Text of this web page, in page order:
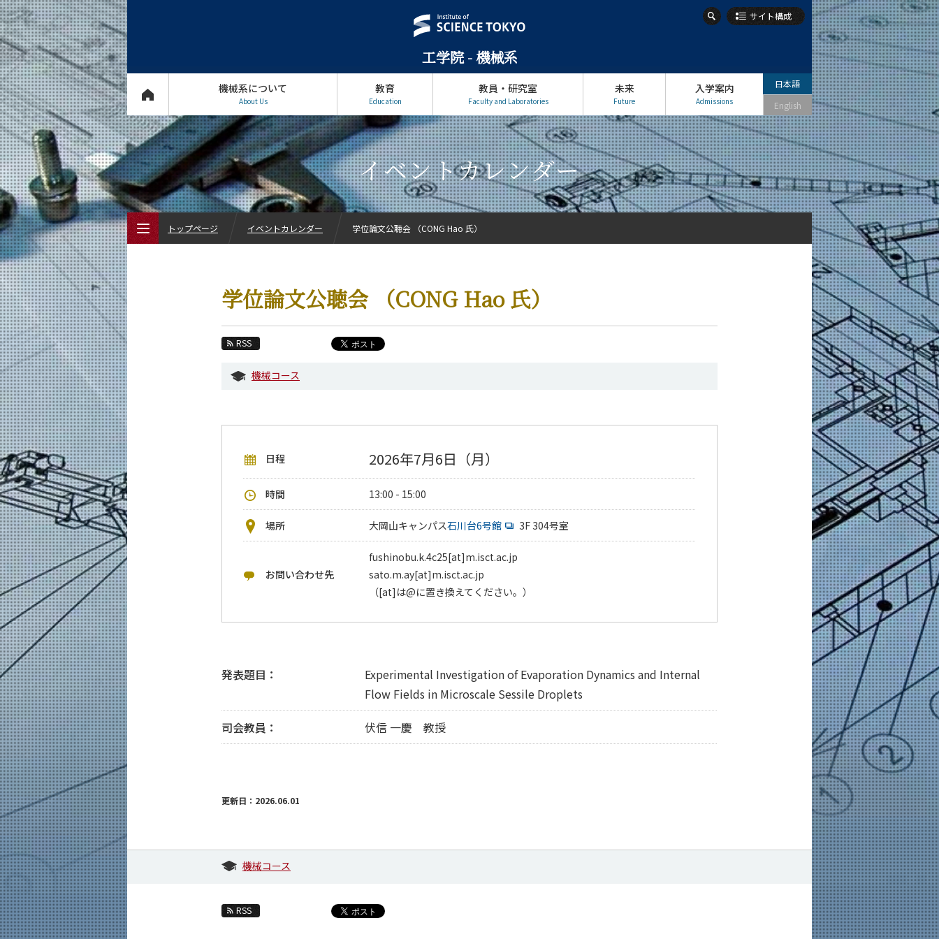
工学院 - 機械系
サイト構成
機械系について
About Us
教育
Education
教員・研究室
Faculty and Laboratories
未来
Future
入学案内
Admissions
日本語
English
イベントカレンダー
学位論文公聴会 （CONG Hao 氏）
RSS
機械コース
日程 2026年7月6日（月）
時間 13:00 - 15:00
場所 大岡山キャンパス石川台6号館 3F 304号室
お問い合わせ先
fushinobu.k.4c25[at]m.isct.ac.jp
sato.m.ay[at]m.isct.ac.jp
（[at]は@に置き換えてください。）
発表題目：
Experimental Investigation of Evaporation Dynamics and Internal
Flow Fields in Microscale Sessile Droplets
司会教員：
伏信 一慶 教授
更新日：2026.06.01
機械コース
RSS
トップページ イベントカレンダー 学位論文公聴会 （CONG Hao 氏）